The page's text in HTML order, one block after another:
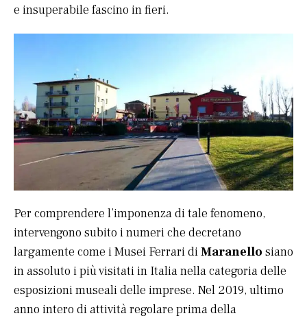
e insuperabile fascino in fieri.
Per comprendere l’imponenza di tale fenomeno,
intervengono subito i numeri che decretano
largamente come i Musei Ferrari diMaranello siano
in assoluto i più visitati in Italia nella categoria delle
esposizioni museali delle imprese. Nel 2019, ultimo
anno intero di attività regolare prima della